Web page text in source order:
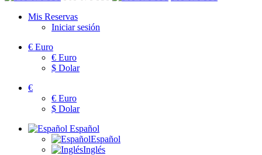
Mis Reservas
Iniciar sesión
€ Euro
€ Euro
$ Dolar
€
€ Euro
$ Dolar
Español
Español
Inglés